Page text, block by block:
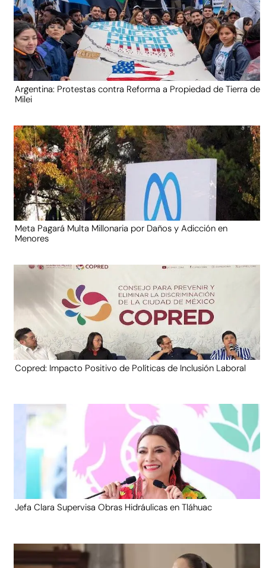
Argentina: Protestas contra Reforma a Propiedad de Tierra de
Milei
Meta Pagará Multa Millonaria por Daños y Adicción en
Menores
Copred: Impacto Positivo de Políticas de Inclusión Laboral
Jefa Clara Supervisa Obras Hidráulicas en Tláhuac